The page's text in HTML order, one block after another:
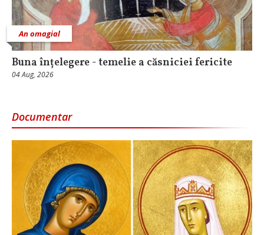
An omagial
Buna înțelegere - temelie a căsniciei fericite
04 Aug, 2026
Documentar